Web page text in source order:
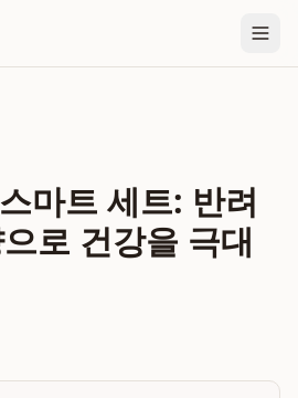
마트 세트: 반려
로 건강을 극대